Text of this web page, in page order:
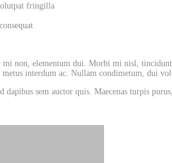
fringilla
non, elementum dui. Morbi mi nisl,
metus interdum ac. Nullam condimetum, dui
sem auctor quis. Maecenas turpis